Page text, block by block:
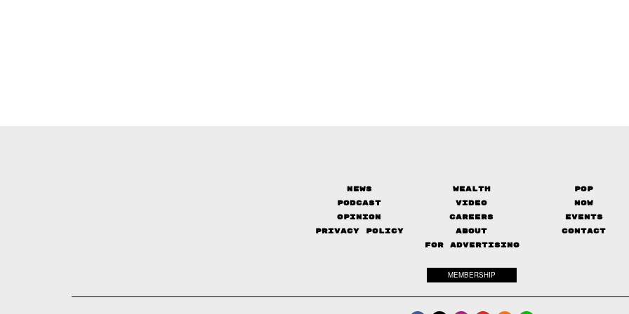
News Wealth
Pop
Podcast
Video
Now
Opinion
Careers
Events
Privacy Policy
About
Contact
FOR ADVERTISING
MEMBERSHIP